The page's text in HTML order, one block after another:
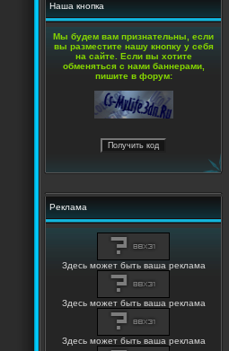
Наша кнопка
Мы будем вам признательны, если
вы разместите нашу кнопку у себя
на сайте. Если вы хотите
обменяться с нами баннерами,
пишите в форум:
Реклама
Здесь может быть ваша реклама
Здесь может быть ваша реклама
Здесь может быть ваша реклама